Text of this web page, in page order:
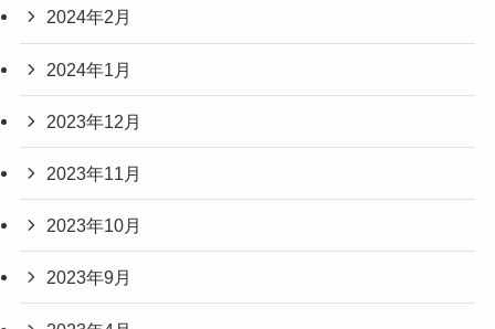
2024年2月
2024年1月
2023年12月
2023年11月
2023年10月
2023年9月